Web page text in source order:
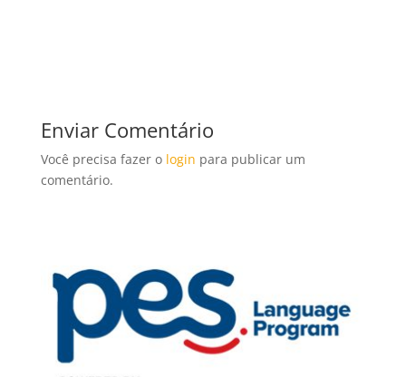
Enviar Comentário
Você precisa fazer o login para publicar um
comentário.